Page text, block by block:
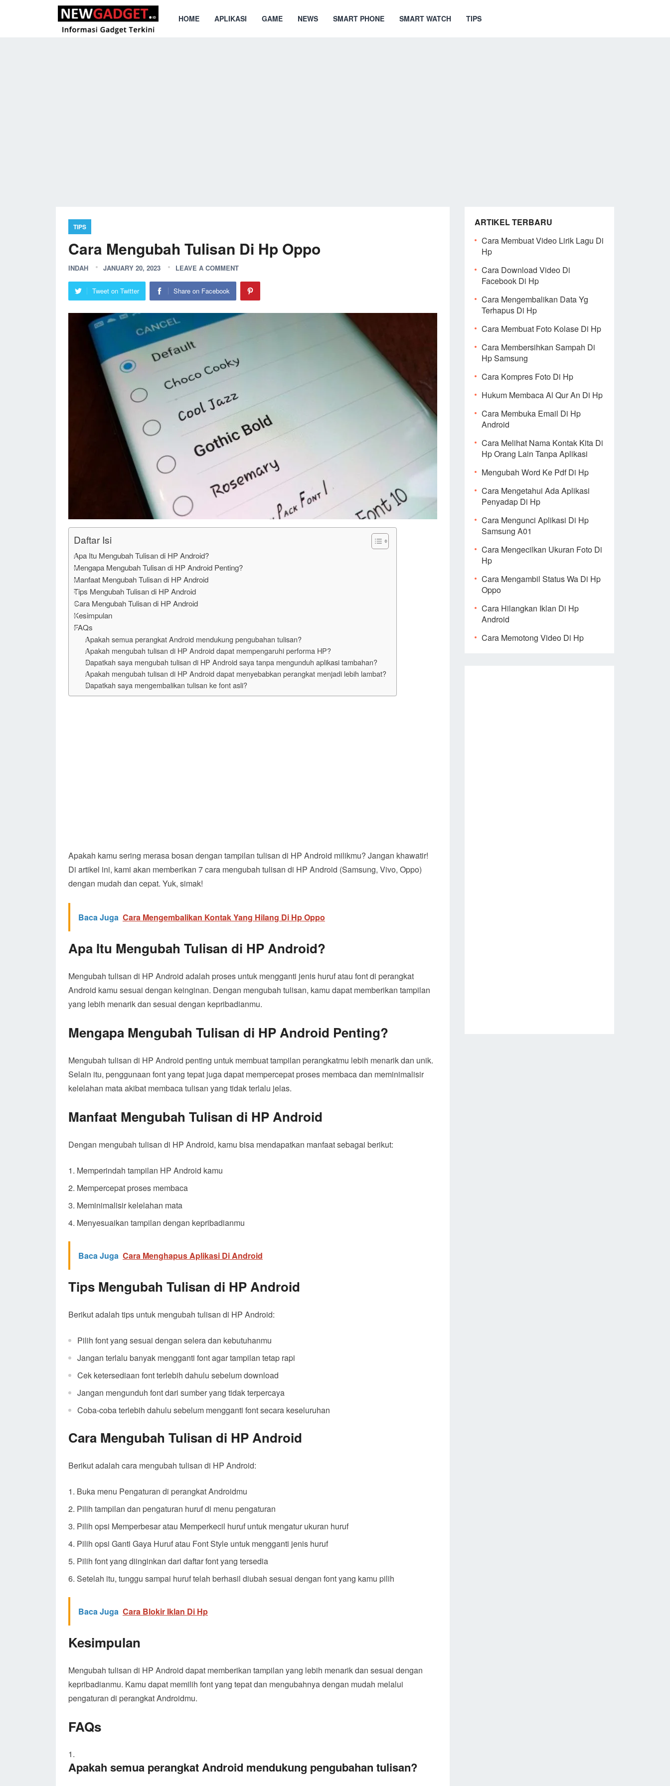
HOME APLIKASI GAME NEWS SMART PHONE SMART WATCH TIPS
TIPS
Cara Mengubah Tulisan Di Hp Oppo
INDAH JANUARY 20, 2023 LEAVE A COMMENT
Tweet on Twitter Share on Facebook
Daftar Isi
Apa Itu Mengubah Tulisan di HP Android?
Mengapa Mengubah Tulisan di HP Android Penting?
Manfaat Mengubah Tulisan di HP Android
Tips Mengubah Tulisan di HP Android
Cara Mengubah Tulisan di HP Android
Kesimpulan
FAQs
Apakah semua perangkat Android mendukung pengubahan tulisan?
Apakah mengubah tulisan di HP Android dapat mempengaruhi performa HP?
Dapatkah saya mengubah tulisan di HP Android saya tanpa mengunduh aplikasi tambahan?
Apakah mengubah tulisan di HP Android dapat menyebabkan perangkat menjadi lebih lambat?
Dapatkah saya mengembalikan tulisan ke font asli?
Apakah kamu sering merasa bosan dengan tampilan tulisan di HP Android milikmu? Jangan khawatir!
Di artikel ini, kami akan memberikan 7 cara mengubah tulisan di HP Android (Samsung, Vivo, Oppo)
dengan mudah dan cepat. Yuk, simak!
Baca Juga Cara Mengembalikan Kontak Yang Hilang Di Hp Oppo
Apa Itu Mengubah Tulisan di HP Android?
Mengubah tulisan di HP Android adalah proses untuk mengganti jenis huruf atau font di perangkat
Android kamu sesuai dengan keinginan. Dengan mengubah tulisan, kamu dapat memberikan tampilan
yang lebih menarik dan sesuai dengan kepribadianmu.
Mengapa Mengubah Tulisan di HP Android Penting?
Mengubah tulisan di HP Android penting untuk membuat tampilan perangkatmu lebih menarik dan unik.
Selain itu, penggunaan font yang tepat juga dapat mempercepat proses membaca dan meminimalisir
kelelahan mata akibat membaca tulisan yang tidak terlalu jelas.
Manfaat Mengubah Tulisan di HP Android
Dengan mengubah tulisan di HP Android, kamu bisa mendapatkan manfaat sebagai berikut:
Memperindah tampilan HP Android kamu
Mempercepat proses membaca
Meminimalisir kelelahan mata
Menyesuaikan tampilan dengan kepribadianmu
Baca Juga Cara Menghapus Aplikasi Di Android
Tips Mengubah Tulisan di HP Android
Berikut adalah tips untuk mengubah tulisan di HP Android:
Pilih font yang sesuai dengan selera dan kebutuhanmu
Jangan terlalu banyak mengganti font agar tampilan tetap rapi
Cek ketersediaan font terlebih dahulu sebelum download
Jangan mengunduh font dari sumber yang tidak terpercaya
Coba-coba terlebih dahulu sebelum mengganti font secara keseluruhan
Cara Mengubah Tulisan di HP Android
Berikut adalah cara mengubah tulisan di HP Android:
Buka menu Pengaturan di perangkat Androidmu
Pilih tampilan dan pengaturan huruf di menu pengaturan
Pilih opsi Memperbesar atau Memperkecil huruf untuk mengatur ukuran huruf
Pilih opsi Ganti Gaya Huruf atau Font Style untuk mengganti jenis huruf
Pilih font yang diinginkan dari daftar font yang tersedia
Setelah itu, tunggu sampai huruf telah berhasil diubah sesuai dengan font yang kamu pilih
Baca Juga Cara Blokir Iklan Di Hp
Kesimpulan
Mengubah tulisan di HP Android dapat memberikan tampilan yang lebih menarik dan sesuai dengan
kepribadianmu. Kamu dapat memilih font yang tepat dan mengubahnya dengan mudah melalui
pengaturan di perangkat Androidmu.
FAQs
Apakah semua perangkat Android mendukung pengubahan tulisan?
ARTIKEL TERBARU
Cara Membuat Video Lirik Lagu Di
Hp
Cara Download Video Di
Facebook Di Hp
Cara Mengembalikan Data Yg
Terhapus Di Hp
Cara Membuat Foto Kolase Di Hp
Cara Membersihkan Sampah Di
Hp Samsung
Cara Kompres Foto Di Hp
Hukum Membaca Al Qur An Di Hp
Cara Membuka Email Di Hp
Android
Cara Melihat Nama Kontak Kita Di
Hp Orang Lain Tanpa Aplikasi
Mengubah Word Ke Pdf Di Hp
Cara Mengetahui Ada Aplikasi
Penyadap Di Hp
Cara Mengunci Aplikasi Di Hp
Samsung A01
Cara Mengecilkan Ukuran Foto Di
Hp
Cara Mengambil Status Wa Di Hp
Oppo
Cara Hilangkan Iklan Di Hp
Android
Cara Memotong Video Di Hp